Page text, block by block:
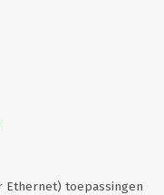
Ethernet) toepassingen